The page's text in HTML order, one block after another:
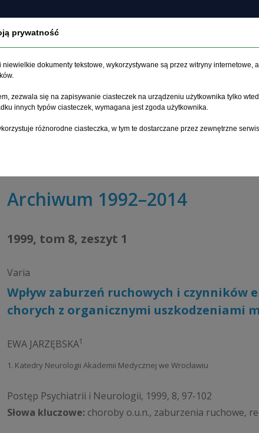
O czasopiśmie Archiwum Etyka
Strona główna >Archiwum>zeszyt 1>
Wpływ zaburzeń ruchowych i czynników
Archiwum 1992–2014
1999, tom 8, zeszyt 1
Varia
Wpływ zaburzeń ruchowych i
chorych z organicznymi uszkodzeniami
EWA JARZĘBSKA1
1. Katedry Neurologii Akademii Medycznej we Wrocławiu
Postęp Psychiatrii i Neurologii, 1999, 8, 97-102
Słowa kluczowe: choroby o.u.n., zaburzenia ruchowe,
prywatność
niewielkie dokumenty tekstowe, wykorzystywane są przez witryny internetowe,
zezwala się na zapisywanie ciasteczek na urządzeniu użytkownika tylko
innych typów ciasteczek, wymagana jest zgoda użytkownika.
różnorodne ciasteczka, w tym te dostarczane przez zewnętrzne